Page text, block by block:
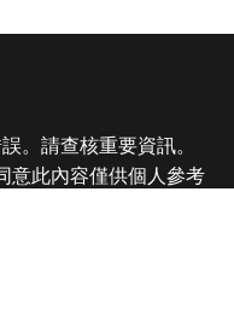
。請查核重要資訊。
意此內容僅供個人參考